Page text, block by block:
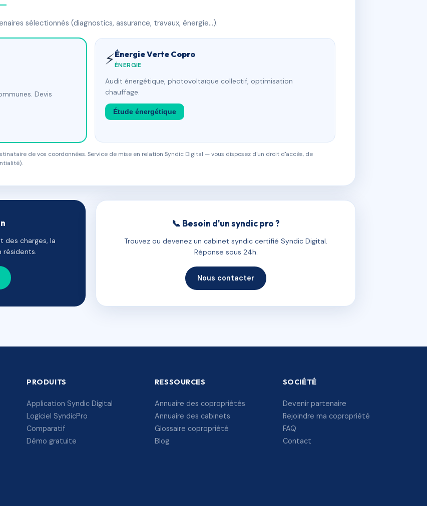
sélectionnés (diagnostics, assurance, travaux, énergie…).
Devis
⚡Énergie Verte Copro
ÉNERGIE
Audit énergétique, photovoltaïque collectif, optimisation
chauffage.
Étude énergétique
de vos coordonnées. Service de mise en relation Syndic Digital — vous disposez d'un droit d'accès, de
des charges, la
résidents.
📞 Besoin d'un syndic pro ?
Trouvez ou devenez un cabinet syndic certifié Syndic Digital.
Réponse sous 24h.
Nous contacter
PRODUITS
Application Syndic Digital
Logiciel SyndicPro
Comparatif
Démo gratuite
RESSOURCES
Annuaire des copropriétés
Annuaire des cabinets
Glossaire copropriété
Blog
SOCIÉTÉ
Devenir partenaire
Rejoindre ma copropriété
FAQ
Contact